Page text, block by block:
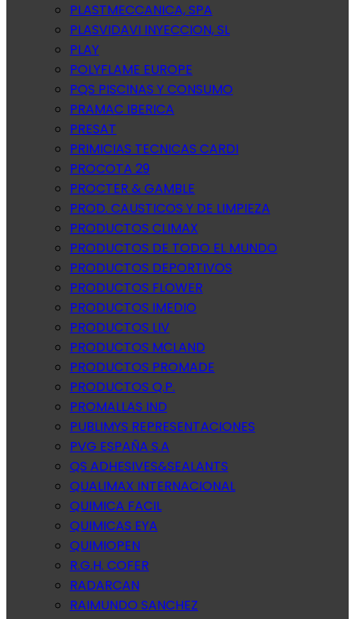
PLASTMECCANICA, SPA
PLASVIDAVI INYECCION, SL
PLAY
POLYFLAME EUROPE
PQS PISCINAS Y CONSUMO
PRAMAC IBERICA
PRESAT
PRIMICIAS TECNICAS CARDI
PROCOTA 29
PROCTER & GAMBLE
PROD. CAUSTICOS Y DE LIMPIEZA
PRODUCTOS CLIMAX
PRODUCTOS DE TODO EL MUNDO
PRODUCTOS DEPORTIVOS
PRODUCTOS FLOWER
PRODUCTOS IMEDIO
PRODUCTOS LIV
PRODUCTOS MCLAND
PRODUCTOS PROMADE
PRODUCTOS Q.P.
PROMALLAS IND
PUBLIMYS REPRESENTACIONES
PVG ESPAÑA S.A
QS ADHESIVES&SEALANTS
QUALIMAX INTERNACIONAL
QUIMICA FACIL
QUIMICAS EYA
QUIMIOPEN
R.G.H. COFER
RADARCAN
RAIMUNDO SANCHEZ